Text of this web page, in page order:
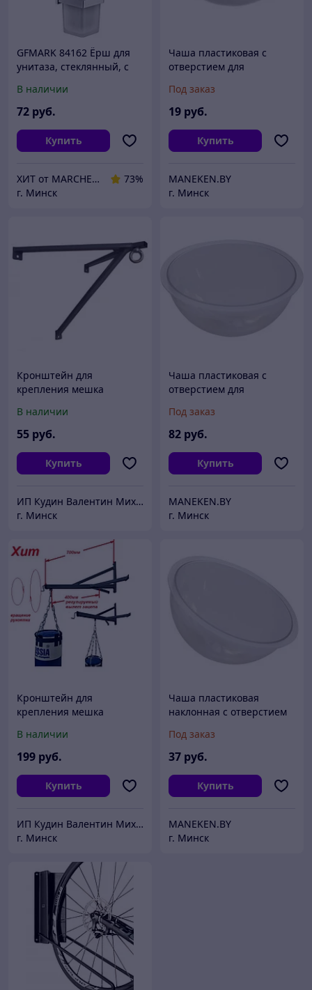
GFMARK 84162 Ёрш для
унитаза, стеклянный, с
квадратном основаниии,
цвет ХРОМ
В наличии
72 руб.
Купить
ХИТ от MARCHENKO
73%
г. Минск
Чаша пластиковая с
отверстием для
HD
Под заказ
19 руб.
Купить
MANEKEN.BY
г. Минск
Кронштейн для
крепления мешка
Спорт-Сила №24
В наличии
55 руб.
Купить
ИП Кудин Валентин Михайлович
г. Минск
Чаша пластиковая с
отверстием для
HD
Под заказ
82 руб.
Купить
MANEKEN.BY
г. Минск
Кронштейн для
крепления мешка
регулируемым вылетом
зацепа, крепление к
стене.
В наличии
199 руб.
Купить
ИП Кудин Валентин Михайлович
г. Минск
Чаша пластиковая
наклонная с отверстием
163 HS
Под заказ
37 руб.
Купить
MANEKEN.BY
г. Минск